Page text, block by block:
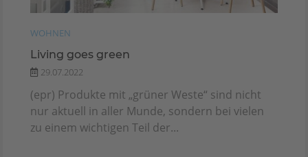
WOHNEN
Living goes green
29.07.2022
(epr) Produkte mit „grüner Weste“ sind nicht
nur aktuell in aller Munde, sondern bei vielen
zu einem wichtigen Teil der...